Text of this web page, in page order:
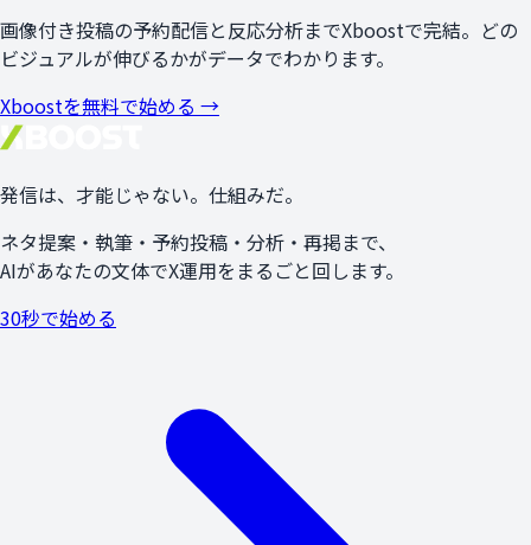
画像付き投稿の予約配信と反応分析までXboostで完結。どの
ビジュアルが伸びるかがデータでわかります。
Xboostを無料で始める →
発信は、 才能じゃない。 仕組みだ。
ネタ提案・執筆・予約投稿・分析・再掲まで、
AIがあなたの文体でX運用をまるごと回します。
30秒で始める